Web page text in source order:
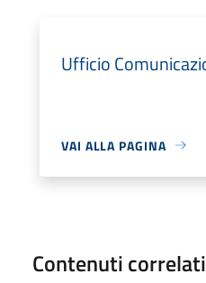
Ufficio
VAI ALLA PAGINA
Contenuti correlati